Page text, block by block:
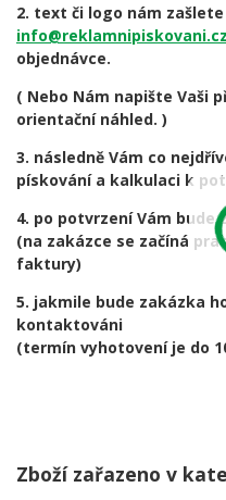
2. text či logo nám
info@reklamnipiskovani.cz
objednávce.
( Nebo Nám napište Vaši
orientační náhled. )
3. následně Vám co
pískování a kalkulaci k
4. po potvrzení Vám
(na zakázce se začíná
faktury)
5. jakmile bude zakázka
kontaktováni
(termín vyhotovení je do
Zboží zařazeno v